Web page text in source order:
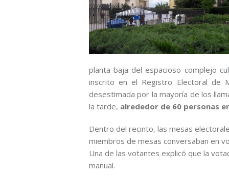
planta baja del espacioso complejo
inscrito en el Registro Electoral de
desestimada por la mayoría de los
la tarde, alrededor de 60 personas
Dentro del recinto, las mesas
miembros de mesas conversaban en
Una de las votantes explicó que la
manual.